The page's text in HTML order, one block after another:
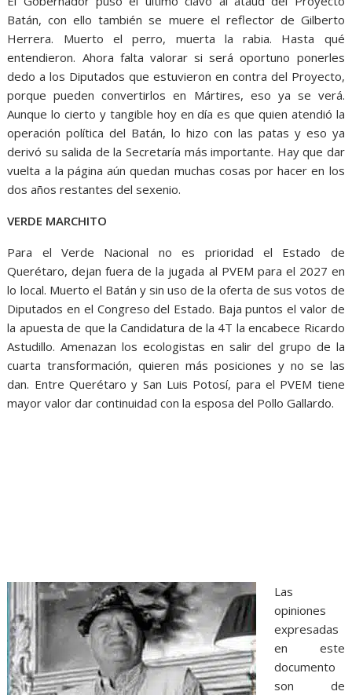
Batán, con ello también se muere el reflector de Gilberto
Herrera. Muerto el perro, muerta la rabia. Hasta qué
entendieron. Ahora falta valorar si será oportuno ponerles
dedo a los Diputados que estuvieron en contra del Proyecto,
porque pueden convertirlos en Mártires, eso ya se verá.
Aunque lo cierto y tangible hoy en día es que quien atendió la
operación política del Batán, lo hizo con las patas y eso ya
derivó su salida de la Secretaría más importante. Hay que dar
vuelta a la página aún quedan muchas cosas por hacer en los
dos años restantes del sexenio.
VERDE MARCHITO
Para el Verde Nacional no es prioridad el Estado de
Querétaro, dejan fuera de la jugada al PVEM para el 2027 en
lo local. Muerto el Batán y sin uso de la oferta de sus votos de
Diputados en el Congreso del Estado. Baja puntos el valor de
la apuesta de que la Candidatura de la 4T la encabece Ricardo
Astudillo. Amenazan los ecologistas en salir del grupo de la
cuarta transformación, quieren más posiciones y no se las
dan. Entre Querétaro y San Luis Potosí, para el PVEM tiene
mayor valor dar continuidad con la esposa del Pollo Gallardo.
Las
opiniones
expresadas
en este
documento
son de